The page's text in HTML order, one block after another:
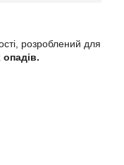
розроблений для